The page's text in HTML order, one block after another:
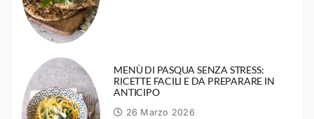
MENÙ DI PASQUA SENZA STRESS:
RICETTE FACILI E DA PREPARARE IN
ANTICIPO
26 Marzo 2026